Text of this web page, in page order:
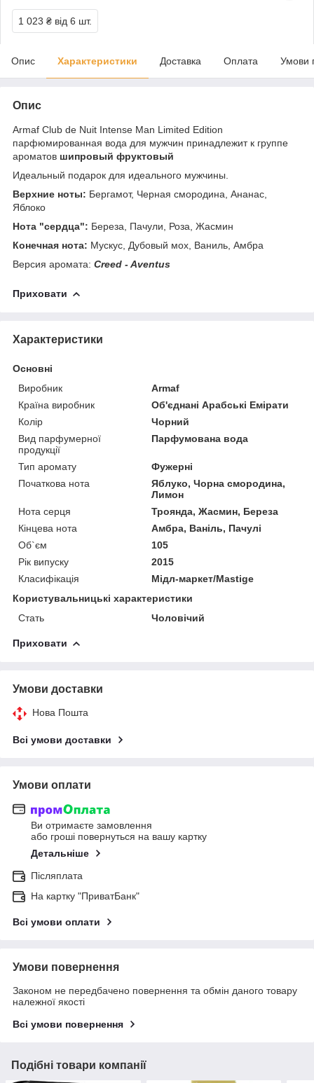
1 023 ₴ від 6 шт.
Опис Характеристики Доставка Оплата Умови
Опис
Armaf Club de Nuit Intense Man Limited Edition
парфюмированная вода для мужчин принадлежит к группе
ароматов шипровый фруктовый
Идеальный подарок для идеального мужчины.
Верхние ноты: Бергамот, Черная смородина, Ананас,
Яблоко
Нота "сердца": Береза, Пачули, Роза, Жасмин
Конечная нота: Мускус, Дубовый мох, Ваниль, Амбра
Версия аромата: Creed - Aventus
Приховати
Характеристики
Основні
Виробник
Armaf
Країна виробник
Об'єднані Арабські Емірати
Колір
Чорний
Вид парфумерної
продукції
Парфумована вода
Тип аромату
Фужерні
Початкова нота
Яблуко, Чорна смородина,
Лимон
Нота серця
Троянда, Жасмин, Береза
Кінцева нота
Амбра, Ваніль, Пачулі
Об`єм
105
Рік випуску
2015
Класифікація
Мідл-маркет/Mastige
Користувальницькі характеристики
Стать
Чоловічий
Приховати
Умови доставки
Нова Пошта
Всі умови доставки
Умови оплати
Ви отримаєте замовлення
або гроші повернуться на вашу картку
Детальніше
Післяплата
На картку "ПриватБанк"
Всі умови оплати
Умови повернення
Законом не передбачено повернення та обмін даного товару
належної якості
Всі умови повернення
Подібні товари компанії